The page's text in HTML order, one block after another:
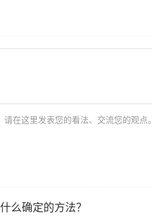
在这里发表您的看法、交流您的观点。
么确定的方法？